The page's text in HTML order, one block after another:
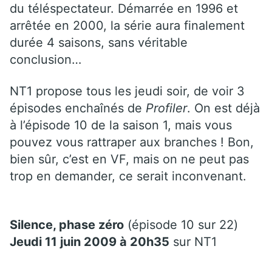
du téléspectateur. Démarrée en 1996 et
arrêtée en 2000, la série aura finalement
durée 4 saisons, sans véritable
conclusion…
NT1 propose tous les jeudi soir, de voir 3
épisodes enchaînés de Profiler. On est déjà
à l’épisode 10 de la saison 1, mais vous
pouvez vous rattraper aux branches ! Bon,
bien sûr, c’est en VF, mais on ne peut pas
trop en demander, ce serait inconvenant.
Silence, phase zéro (épisode 10 sur 22)
Jeudi 11 juin 2009 à 20h35 sur NT1